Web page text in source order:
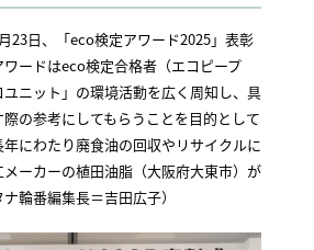
23日、「eco検定アワード2025」表彰
ードはeco検定合格者（エコピープ
ニット」の環境活動を広く周知し、具
の参考にしてもらうことを目的として
にわたり廃食油の回収やリサイクルに
ーカーの植田油脂（大阪府大東市）が
輪番編集長＝吉田広子）